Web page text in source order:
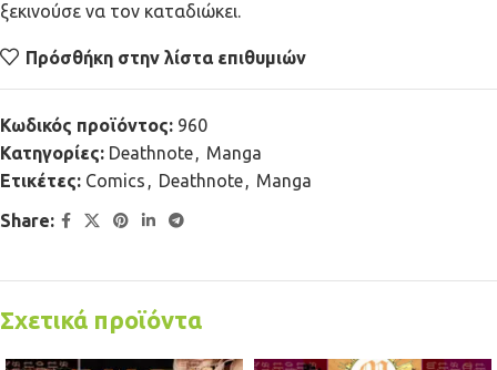
ξεκινούσε να τον καταδιώκει.
Πρόσθήκη στην λίστα επιθυμιών
Κωδικός προϊόντος: 960
Κατηγορίες: Deathnote, Manga
Ετικέτες: Comics , Deathnote, Manga
Share:
Σχετικά προϊόντα